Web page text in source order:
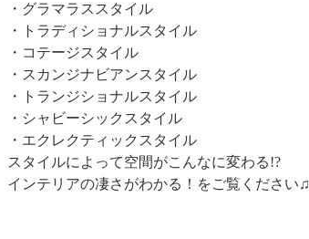
・グラマラススタイル
・トラディショナルスタイル
・コテージスタイル
・スカンジナビアンスタイル
・トランジショナルスタイル
・シャビーシックスタイル
・エクレクティックスタイル
スタイルによって空間がこんなに変わる!?
インテリアの凄さがわかる！ をご覧ください♫